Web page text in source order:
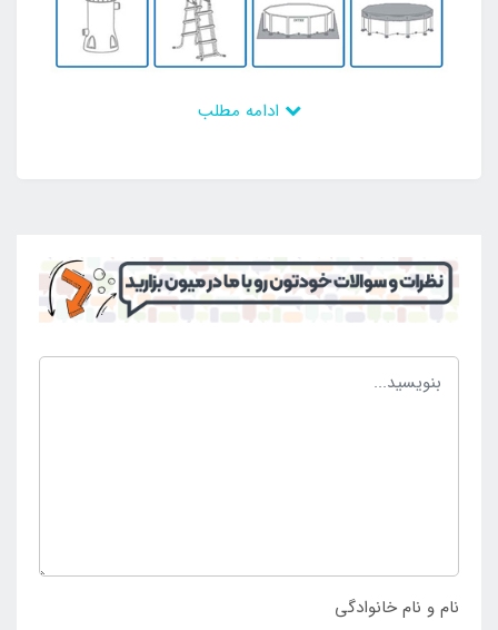
وجود لوازم جانبی کامل در کنار این استخر پیش ساخته
هر گونه مشکل بتوان از داشتن آن لذت برد و به بهره مندی
از آن دست پیدا کرد. علاوه بر این موارد پمپ تصفیه آب
فیلتری در کنار بدنه به خریداران داده می شود که جزو
مزیت های مهم محصول است. چرا که قادر به تصفیه مداوم
آب می باشد و می تواند محیط را عاری از آلودگی و عوامل
نمایید.
نام و نام خانوادگی